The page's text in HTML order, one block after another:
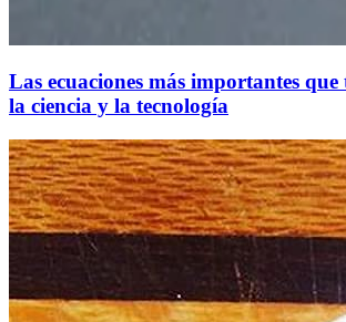
Las ecuaciones más importantes
la ciencia y la tecnología